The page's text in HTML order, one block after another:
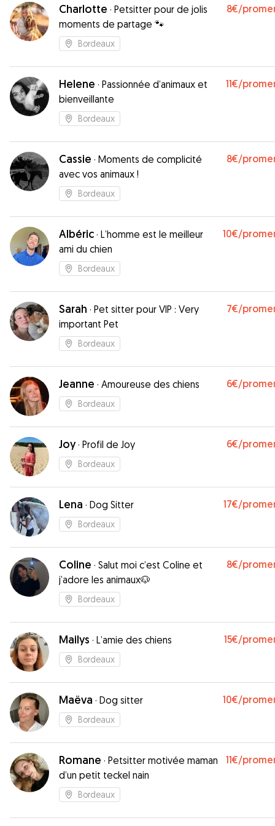
Charlotte · Petsitter pour de jolis
moments de partage 🐾
8€/
Bordeaux
Helene · Passionnée d’animaux et
bienveillante
11€/
Bordeaux
Cassie · Moments de complicité
avec vos animaux !
8€/
Bordeaux
Albéric · L’homme est le meilleur
ami du chien
10€/
Bordeaux
Sarah · Pet sitter pour VIP : Very
important Pet
7€/
Bordeaux
Jeanne · Amoureuse des chiens 6€/
Bordeaux
Joy· Profil de Joy 6€/
Bordeaux
Lena · Dog Sitter 17€/
Bordeaux
Coline · Salut moi c’est Coline et
j’adore les animaux🐶
8€/
Bordeaux
Mailys · L’amie des chiens 15€/
Bordeaux
Maëva · Dog sitter 10€/
Bordeaux
Romane · Petsitter motivée maman
d’un petit teckel nain
11€/
Bordeaux